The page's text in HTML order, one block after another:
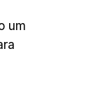
um